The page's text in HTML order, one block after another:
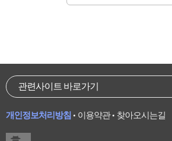
개인정보처리방침 이용약관 찾아오시는길
관련사이트 바로가기